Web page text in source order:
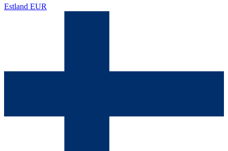
Estland EUR